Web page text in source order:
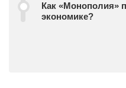
Как «Монополия»
экономике?